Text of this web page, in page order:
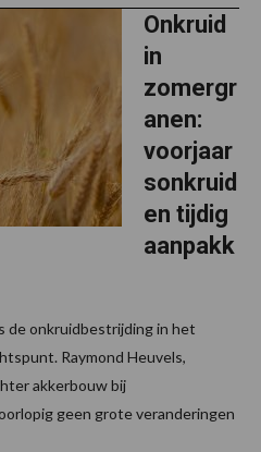
Onkruid
in
zomergr
anen:
voorjaar
sonkruid
en tijdig
aanpakk
de onkruidbestrijding in het
Raymond Heuvels,
akkerbouw bij
geen grote veranderingen